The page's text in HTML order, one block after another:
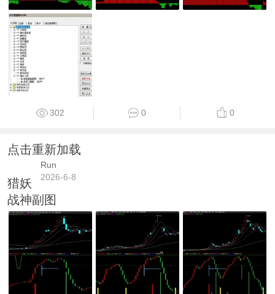
302 0 0
点击重新加载
Run
2026-6-8
猎妖
战神副图